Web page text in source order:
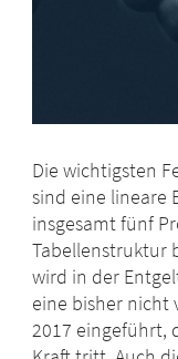
Die wichtigsten
sind eine lineare
insgesamt fünf
Tabellenstruktur
wird in der
eine bisher nicht
2017 eingeführt,